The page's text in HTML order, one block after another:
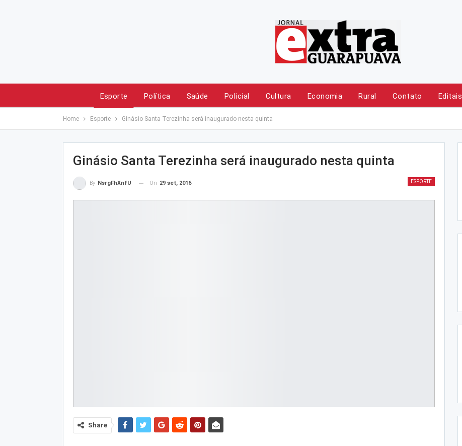
Esporte Política Saúde Policial Cultura Economia Rural Contato Editais
Home Esporte Ginásio Santa Terezinha será inaugurado nesta quinta
Ginásio Santa Terezinha será inaugurado nesta quinta
ESPORTE
By NsrgFhXnfU On 29 set, 2016
Share